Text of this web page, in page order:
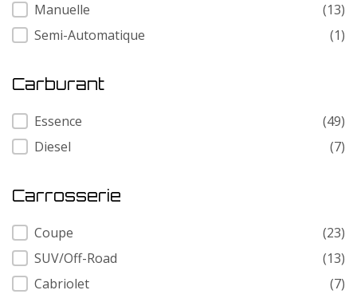
Manuelle
(13)
Semi-Automatique
(1)
Carburant
Carburant
Essence
(49)
Diesel
(7)
Carrosserie
Carrosserie
Coupe
(23)
SUV/Off-Road
(13)
Cabriolet
(7)